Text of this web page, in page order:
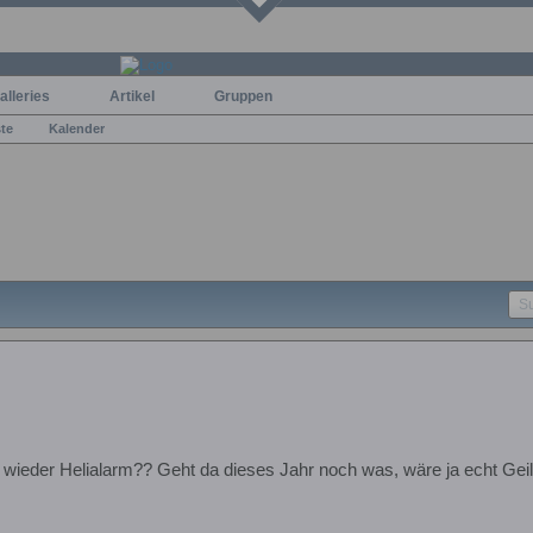
Artikel Gruppen
Kalender
Helialarm?? Geht da dieses Jahr noch was, wäre ja echt